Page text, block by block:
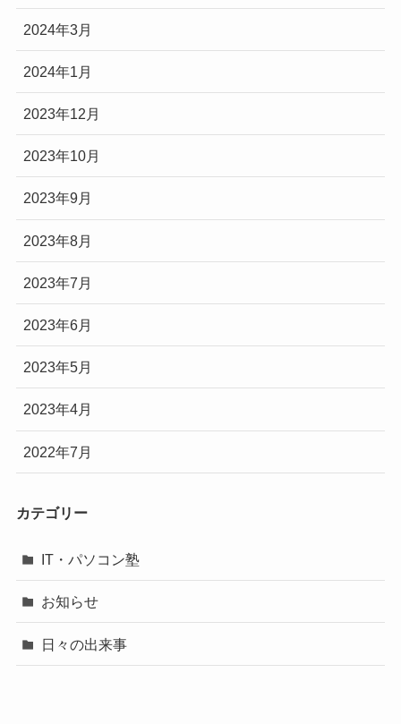
2024年3月
2024年1月
2023年12月
2023年10月
2023年9月
2023年8月
2023年7月
2023年6月
2023年5月
2023年4月
2022年7月
カテゴリー
IT・パソコン塾
お知らせ
日々の出来事